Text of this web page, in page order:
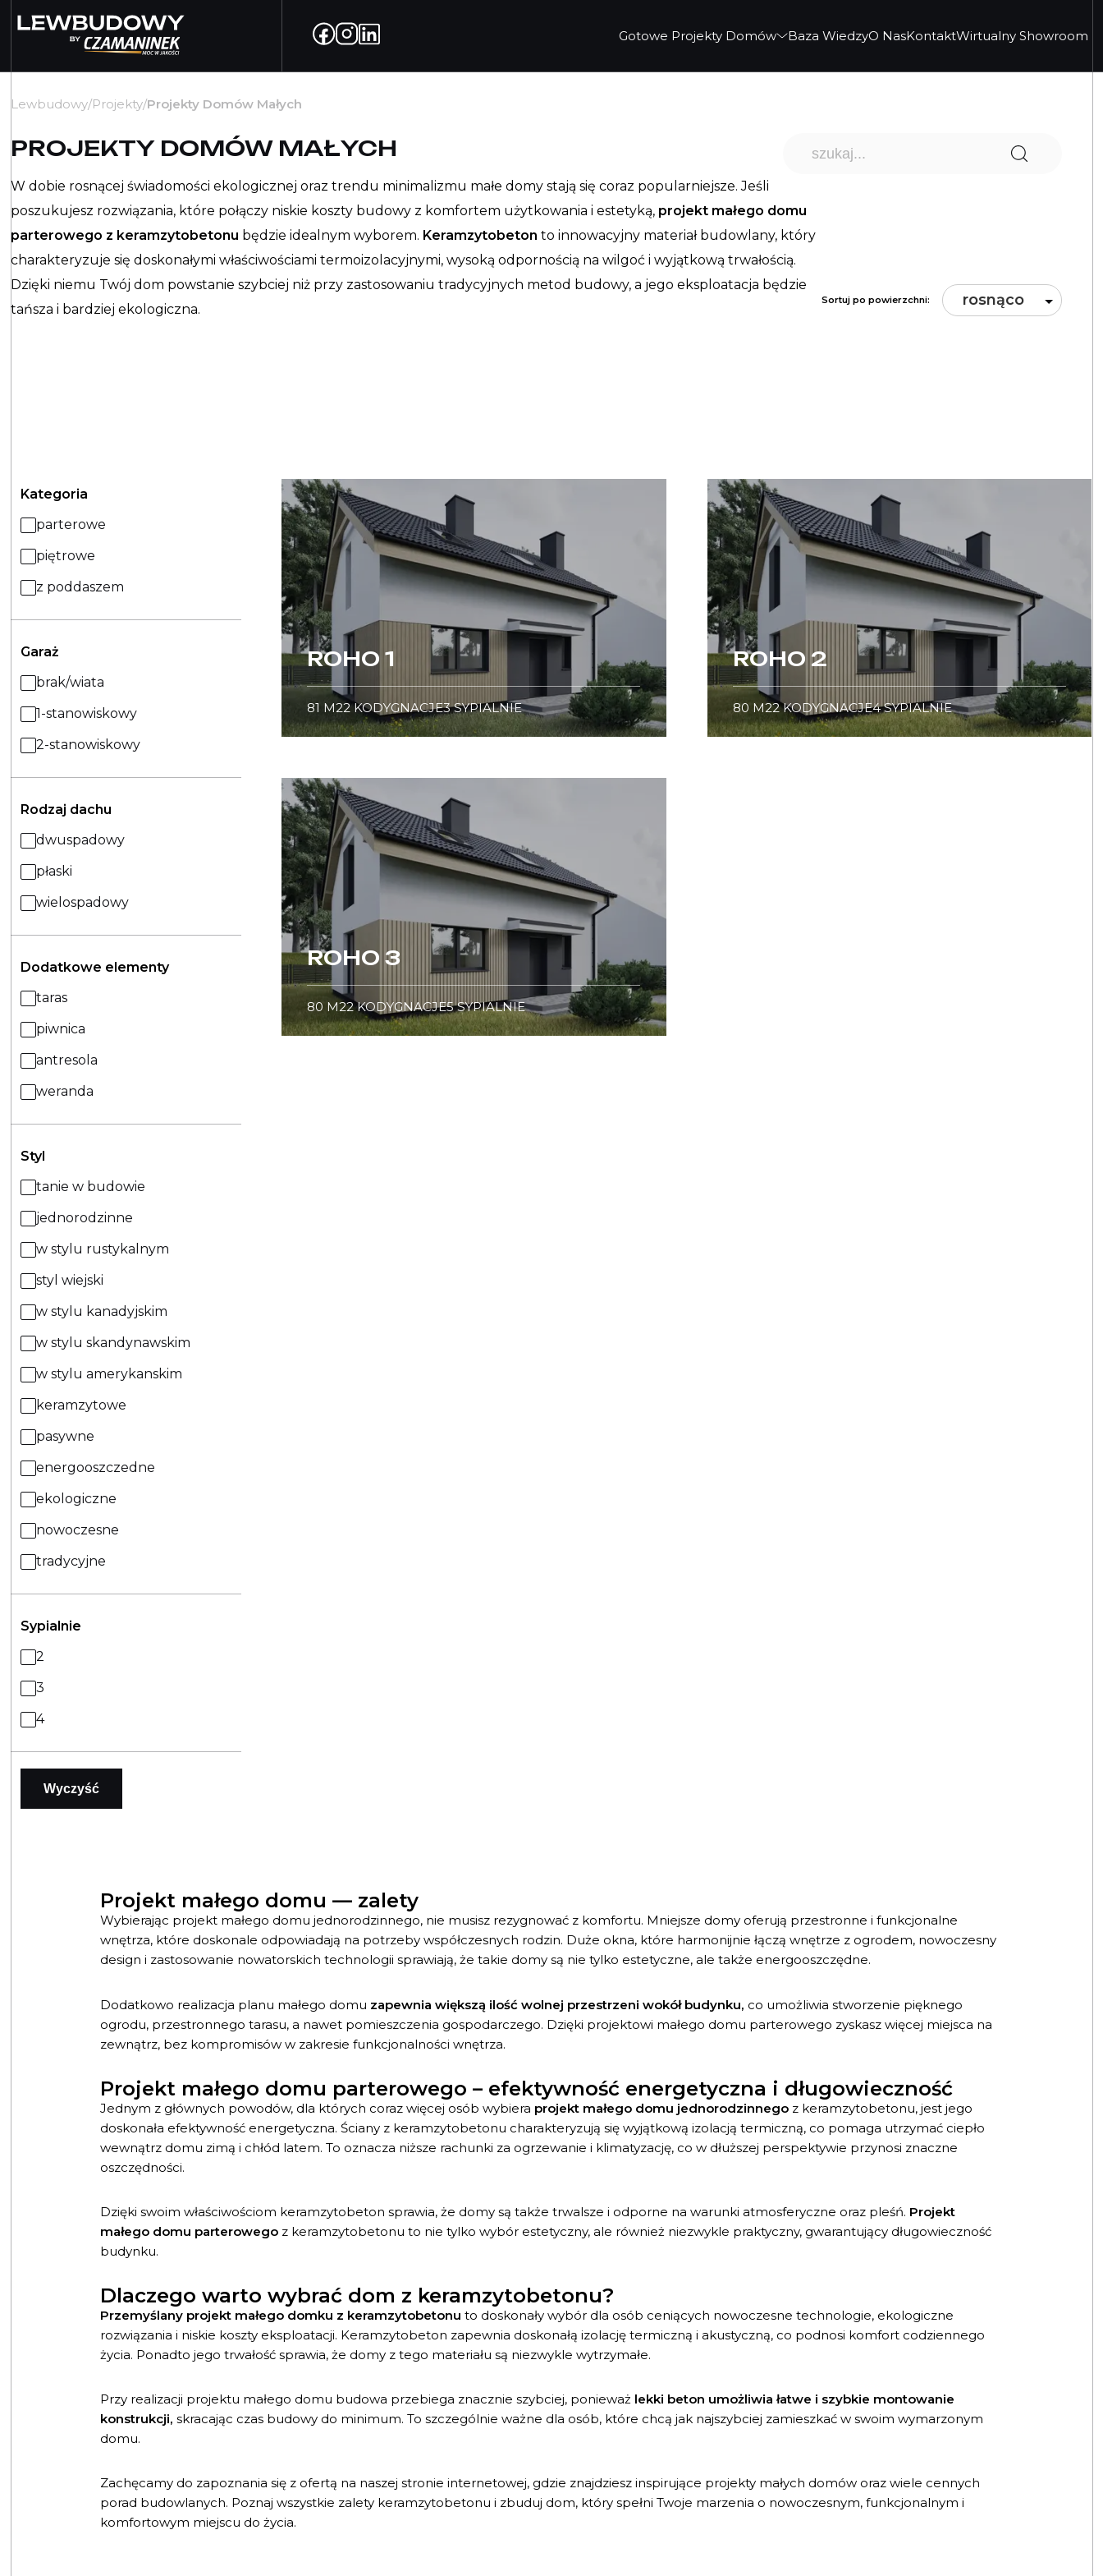
Gotowe Projekty Domów Baza WiedzyO NasKontaktWirtualny Showroom
Lewbudowy/Projekty/Projekty Domów Małych
PROJEKTY DOMÓW MAŁYCH
W dobie rosnącej świadomości ekologicznej oraz trendu minimalizmu małe domy stają się coraz popularniejsze. Jeśli
poszukujesz rozwiązania, które połączy niskie koszty budowy z komfortem użytkowania i estetyką, projekt małego domu
parterowego z keramzytobetonu będzie idealnym wyborem. Keramzytobeton to innowacyjny materiał budowlany, który
charakteryzuje się doskonałymi właściwościami termoizolacyjnymi, wysoką odpornością na wilgoć i wyjątkową trwałością.
Dzięki niemu Twój dom powstanie szybciej niż przy zastosowaniu tradycyjnych metod budowy, a jego eksploatacja będzie
tańsza i bardziej ekologiczna.
Sortuj po powierzchni: rosnąco
Kategoria
parterowe
piętrowe
z poddaszem
Garaż
brak/wiata
1-stanowiskowy
2-stanowiskowy
Rodzaj dachu
dwuspadowy
płaski
wielospadowy
Dodatkowe elementy
taras
piwnica
antresola
weranda
Styl
tanie w budowie
jednorodzinne
w stylu rustykalnym
styl wiejski
w stylu kanadyjskim
w stylu skandynawskim
w stylu amerykanskim
keramzytowe
pasywne
energooszczedne
ekologiczne
nowoczesne
tradycyjne
Sypialnie
2
3
4
Wyczyść
ROHO 1
81 M22KODYGNACJE3SYPIALNIE
ROHO 2
80 M22KODYGNACJE4SYPIALNIE
ROHO 3
80 M22KODYGNACJE5SYPIALNIE
Projekt małego domu — zalety
Wybierając projekt małego domu jednorodzinnego, nie musisz rezygnować z komfortu. Mniejsze domy oferują przestronne i funkcjonalne
wnętrza, które doskonale odpowiadają na potrzeby współczesnych rodzin. Duże okna, które harmonijnie łączą wnętrze z ogrodem, nowoczesny
design i zastosowanie nowatorskich technologii sprawiają, że takie domy są nie tylko estetyczne, ale także energooszczędne.
Dodatkowo realizacja planu małego domu zapewnia większą ilość wolnej przestrzeni wokół budynku, co umożliwia stworzenie pięknego
ogrodu, przestronnego tarasu, a nawet pomieszczenia gospodarczego. Dzięki projektowi małego domu parterowego zyskasz więcej miejsca na
zewnątrz, bez kompromisów w zakresie funkcjonalności wnętrza.
Projekt małego domu parterowego – efektywność energetyczna i długowieczność
Jednym z głównych powodów, dla których coraz więcej osób wybiera projekt małego domu jednorodzinnegoz keramzytobetonu, jest jego
doskonała efektywność energetyczna. Ściany z keramzytobetonu charakteryzują się wyjątkową izolacją termiczną, co pomaga utrzymać ciepło
wewnątrz domu zimą i chłód latem. To oznacza niższe rachunki za ogrzewanie i klimatyzację, co w dłuższej perspektywie przynosi znaczne
oszczędności.
Dzięki swoim właściwościom keramzytobeton sprawia, że domy są także trwalsze i odporne na warunki atmosferyczne oraz pleśń. Projekt
małego domu parterowegoz keramzytobetonu to nie tylko wybór estetyczny, ale również niezwykle praktyczny, gwarantujący długowieczność
budynku.
Dlaczego warto wybrać dom z keramzytobetonu?
Przemyślany projekt małego domku z keramzytobetonu to doskonały wybór dla osób ceniących nowoczesne technologie, ekologiczne
rozwiązania i niskie koszty eksploatacji. Keramzytobeton zapewnia doskonałą izolację termiczną i akustyczną, co podnosi komfort codziennego
życia. Ponadto jego trwałość sprawia, że domy z tego materiału są niezwykle wytrzymałe.
Przy realizacji projektu małego domu budowa przebiega znacznie szybciej, ponieważ lekki beton umożliwia łatwe i szybkie montowanie
konstrukcji, skracając czas budowy do minimum. To szczególnie ważne dla osób, które chcą jak najszybciej zamieszkać w swoim wymarzonym
domu.
Zachęcamy do zapoznania się z ofertą na naszej stronie internetowej, gdzie znajdziesz inspirujące projekty małych domów oraz wiele cennych
porad budowlanych. Poznaj wszystkie zalety keramzytobetonu i zbuduj dom, który spełni Twoje marzenia o nowoczesnym, funkcjonalnym i
komfortowym miejscu do życia.